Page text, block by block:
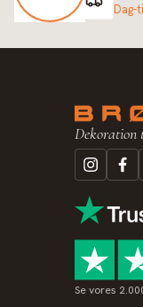
Dag-
Dekoration
Se vores